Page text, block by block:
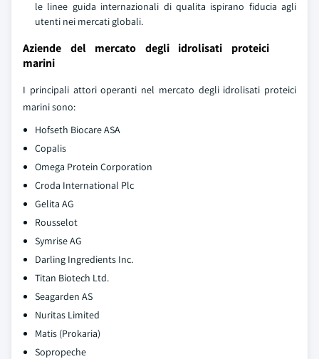
le linee guida internazionali di qualita ispirano fiducia agli
utenti nei mercati globali.
Aziende del mercato degli idrolisati proteici
marini
I principali attori operanti nel mercato degli idrolisati proteici
marini sono:
Hofseth Biocare ASA
Copalis
Omega Protein Corporation
Croda International Plc
Gelita AG
Rousselot
Symrise AG
Darling Ingredients Inc.
Titan Biotech Ltd.
Seagarden AS
Nuritas Limited
Matis (Prokaria)
Sopropeche